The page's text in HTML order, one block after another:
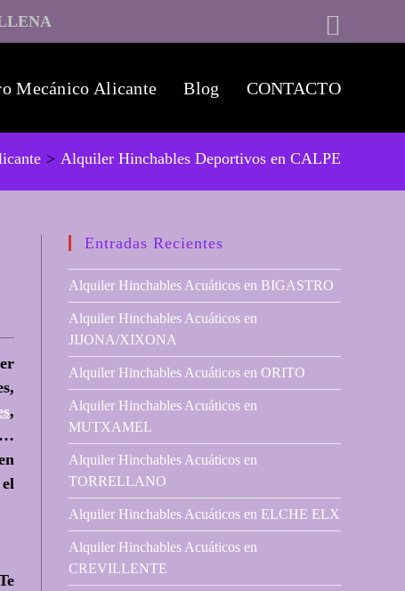
Mecánico Alicante Blog CONTACTO
> Alquiler Hinchables Deportivos en CALPE
,
Entradas Recientes
Alquiler Hinchables Acuáticos en BIGASTRO
Alquiler Hinchables Acuáticos en
JIJONA/XIXONA
Alquiler Hinchables Acuáticos en ORITO
Alquiler Hinchables Acuáticos en
MUTXAMEL
Alquiler Hinchables Acuáticos en
TORRELLANO
Alquiler Hinchables Acuáticos en ELCHE ELX
Alquiler Hinchables Acuáticos en
CREVILLENTE